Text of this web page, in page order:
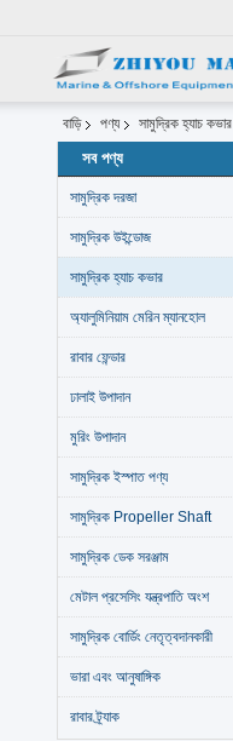
বাড়ি পণ্য সামুদ্রিক হ্যাচ কভার
সব পণ্য
সামুদ্রিক দরজা
সামুদ্রিক উইন্ডোজ
সামুদ্রিক হ্যাচ কভার
অ্যালুমিনিয়াম মেরিন ম্যানহোল
রাবার ফেন্ডার
ঢালাই উপাদান
মুরিং উপাদান
সামুদ্রিক ইস্পাত পণ্য
সামুদ্রিক Propeller Shaft
সামুদ্রিক ডেক সরঞ্জাম
মেটাল প্রসেসিং যন্ত্রপাতি অংশ
সামুদ্রিক বোর্ডিং নেতৃত্বদানকারী
ভারা এবং আনুষাঙ্গিক
রাবার ট্র্যাক